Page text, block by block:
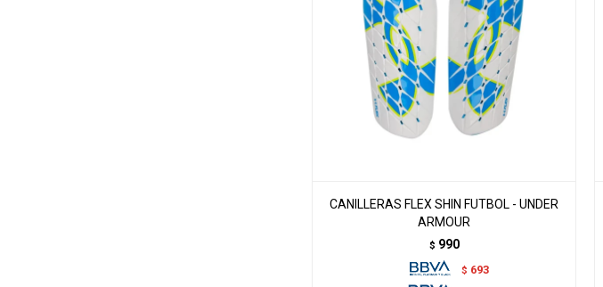
CANILLERAS FLEX SHIN FUTBOL - UNDER
ARMOUR
$ 990
$ 693